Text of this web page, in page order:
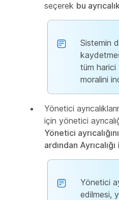
seçerek bu
Sistemin
tüm harici
moralini
Yönetici
için yönetici
Yönetici ayrıcalığını
ardından Ayrıcalığı
Yönetici
edilmesi,